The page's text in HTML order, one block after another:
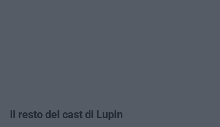
Il resto del cast di Lupin